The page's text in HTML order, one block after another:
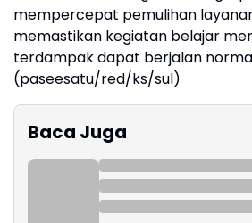
mempercepat pemulihan
memastikan kegiatan belajar
terdampak dapat berjalan
(paseesatu/red/ks/sul)
Baca Juga